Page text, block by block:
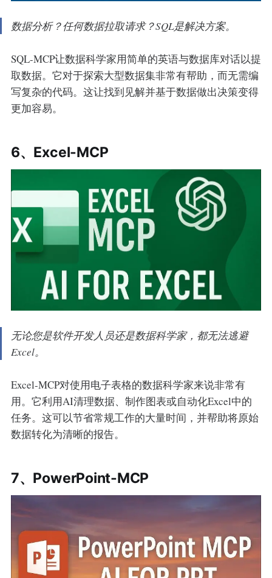
数据分析？任何数据拉取请求？SQL是解决方案。
SQL-MCP让数据科学家用简单的英语与数据库对话以提
取数据。它对于探索大型数据集非常有帮助，而无需编
写复杂的代码。这让找到见解并基于数据做出决策变得
更加容易。
6、Excel-MCP
无论您是软件开发人员还是数据科学家，都无法逃避
Excel。
Excel-MCP对使用电子表格的数据科学家来说非常有
用。它利用AI清理数据、制作图表或自动化Excel中的
任务。这可以节省常规工作的大量时间，并帮助将原始
数据转化为清晰的报告。
7、PowerPoint-MCP